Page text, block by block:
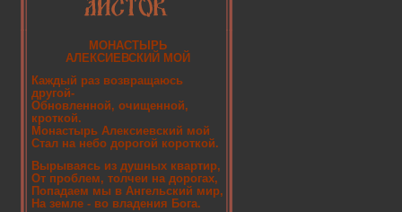
МОНАСТЫРЬ
АЛЕКСИЕВСКИЙ МОЙ
Каждый раз возвращаюсь
другой-
Обновленной, очищенной,
кроткой.
Монастырь Алексиевский мой
Стал на небо дорогой короткой.
Вырываясь из душных квартир,
От проблем, толчеи на дорогах,
Попадаем мы в Ангельский мир,
На земле - во владения Бога.